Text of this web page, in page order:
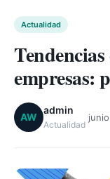
Actualidad
empresas:
AW
admin
Actualidad